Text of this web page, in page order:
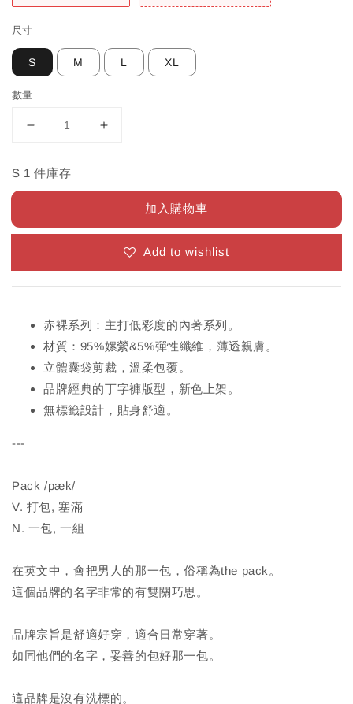
尺寸
S M L XL
數量
S 1 件庫存
加入購物車
Add to wishlist
赤裸系列：主打低彩度的內著系列。
材質：95%嫘縈&5%彈性纖維，薄透親膚。
立體囊袋剪裁，溫柔包覆。
品牌經典的丁字褲版型，新色上架。
無標籤設計，貼身舒適。
---
Pack /pæk/
V. 打包, 塞滿
N. 一包, 一組
在英文中，會把男人的那一包，俗稱為the pack。
這個品牌的名字非常的有雙關巧思。
品牌宗旨是舒適好穿，適合日常穿著。
如同他們的名字，妥善的包好那一包。
這品牌是沒有洗標的。